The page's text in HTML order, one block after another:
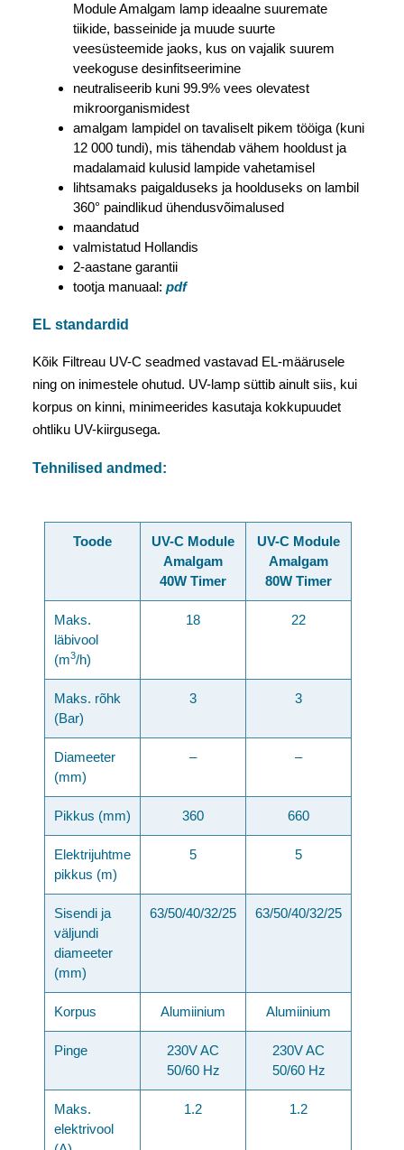
Module Amalgam lamp ideaalne suuremate
tiikide, basseinide ja muude suurte
veesüsteemide jaoks, kus on vajalik suurem
veekoguse desinfitseerimine
neutraliseerib kuni 99.9% vees olevatest
mikroorganismidest
amalgam lampidel on tavaliselt pikem tööiga (kuni
12 000 tundi), mis tähendab vähem hooldust ja
madalamaid kulusid lampide vahetamisel
lihtsamaks paigalduseks ja hoolduseks on lambil
360° paindlikud ühendusvõimalused
maandatud
valmistatud Hollandis
2-aastane garantii
tootja manuaal: pdf
EL standardid
Kõik Filtreau UV-C seadmed vastavad EL-määrusele
ning on inimestele ohutud. UV-lamp süttib ainult siis, kui
korpus on kinni, minimeerides kasutaja kokkupuudet
ohtliku UV-kiirgusega.
Tehnilised andmed:
Toode
UV-C Module
Amalgam
40W Timer
UV-C Module
Amalgam
80W Timer
Maks.
läbivool
(m3/h)
18 22
Maks. rõhk
(Bar)
3 3
Diameeter
(mm)
– –
Pikkus (mm) 360 660
Elektrijuhtme
pikkus (m)
5 5
Sisendi ja
väljundi
diameeter
(mm)
63/50/40/32/25 63/50/40/32/25
Korpus Alumiinium Alumiinium
Pinge
230V AC
50/60 Hz
230V AC
50/60 Hz
Maks.
elektrivool
1.2 1.2